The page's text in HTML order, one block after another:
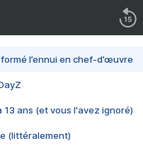
l’ennui en chef-d’œuvre
13 ans (et vous l'avez ignoré)
(littéralement)